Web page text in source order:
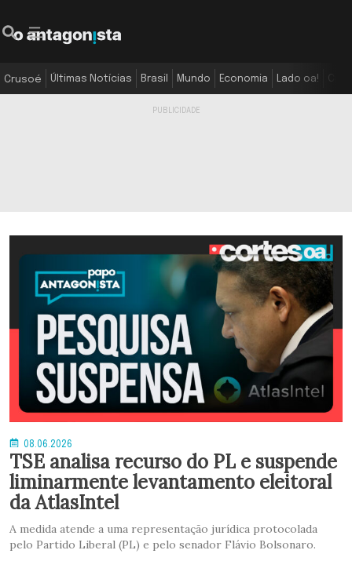
Crusoé Últimas Notícias Brasil Mundo Economia Lado oa!
08.06.2026
TSE analisa recurso do PL e suspende
liminarmente levantamento eleitoral
da AtlasIntel
A medida atende a uma representação jurídica protocolada
pelo Partido Liberal (PL) e pelo senador Flávio Bolsonaro.